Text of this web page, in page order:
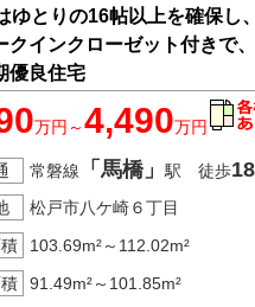
ゆとりの16帖以上を確保し
クインクローゼット付きで
優良住宅
性能評価書において6項目の
万円～4,490万円
常磐線 「馬橋」 駅 徒歩18
松戸市八ケ崎６丁目
103.69m²～112.02m²
91.49m²～101.85m²